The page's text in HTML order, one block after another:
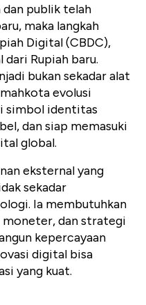
dan publik telah
maka langkah
Digital (CBDC),
Rupiah baru.
bukan sekadar alat
evolusi
simbol identitas
dan siap memasuki
global.
eksternal yang
sekadar
Ia membutuhkan
moneter, dan strategi
kepercayaan
digital bisa
yang kuat.